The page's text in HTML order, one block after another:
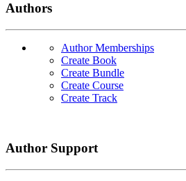
Authors
Author Memberships
Create Book
Create Bundle
Create Course
Create Track
Author Support